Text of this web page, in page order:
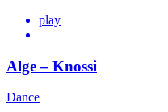
play
Alge – Knossi
Dance